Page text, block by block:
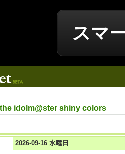
スマ
idolm@ster shiny colors
2026-09-16 水曜日